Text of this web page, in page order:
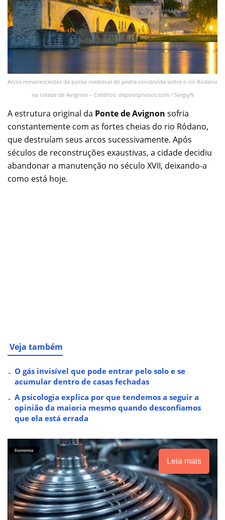
Arcos remanescentes da ponte medieval de pedra construída sobre o rio Ródano
na cidade de Avignon – Créditos: depositphotos.com / SergiyN
A estrutura original da Ponte de Avignon sofria
constantemente com as fortes cheias do rio Ródano,
que destruíam seus arcos sucessivamente. Após
séculos de reconstruções exaustivas, a cidade decidiu
abandonar a manutenção no século XVII, deixando-a
como está hoje.
Veja também
O gás invisível que pode entrar pelo solo e se
acumular dentro de casas fechadas
A psicologia explica por que tendemos a seguir a
opinião da maioria mesmo quando desconfiamos
que ela está errada
Leia mais